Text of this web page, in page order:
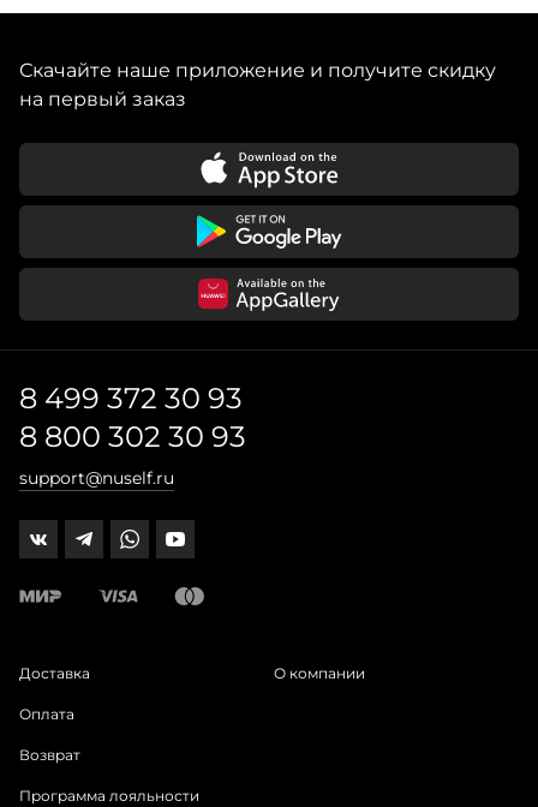
Скачайте наше приложение и получите скидку
на первый заказ
8 499 372 30 93
8 800 302 30 93
support@nuself.ru
Доставка
Оплата
Возврат
Программа лояльности
О компании